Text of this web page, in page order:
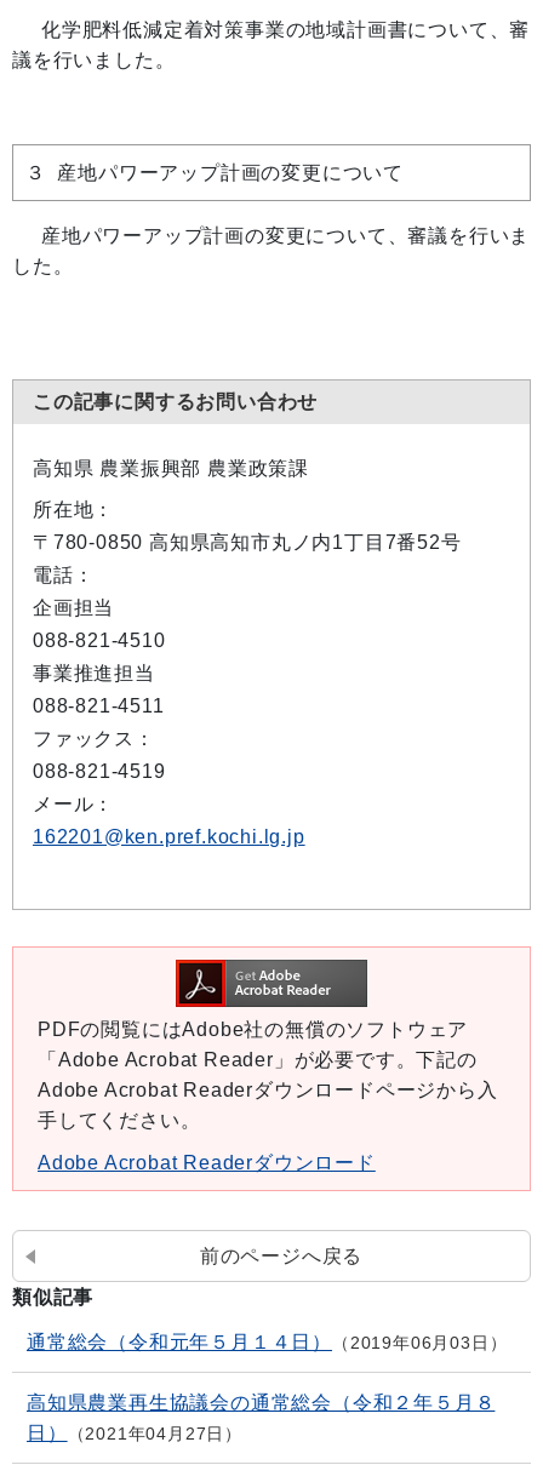
化学肥料低減定着対策事業の地域計画書について、審
議を行いました。
３ 産地パワーアップ計画の変更について
産地パワーアップ計画の変更について、審議を行いま
した。
この記事に関するお問い合わせ
高知県 農業振興部 農業政策課
所在地：
〒780-0850 高知県高知市丸ノ内1丁目7番52号
電話：
企画担当
088-821-4510
事業推進担当
088-821-4511
ファックス：
088-821-4519
メール：
162201@ken.pref.kochi.lg.jp
PDFの閲覧にはAdobe社の無償のソフトウェア
「Adobe Acrobat Reader」が必要です。下記の
Adobe Acrobat Readerダウンロードページから入
手してください。
Adobe Acrobat Readerダウンロード
前のページへ戻る
類似記事
通常総会（令和元年５月１４日） 2019年06月03日
高知県農業再生協議会の通常総会（令和２年５月８
日）
2021年04月27日